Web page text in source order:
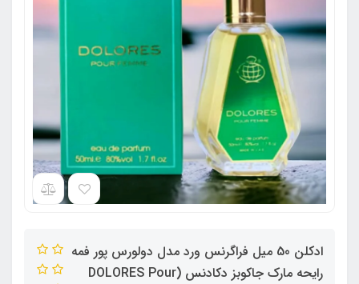
ادکلن 50 میل فراگرنس ورد مدل دولورس پور فمه
رایحه مارک جاکوبز دکادنس (DOLORES Pour